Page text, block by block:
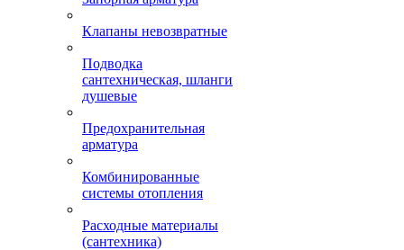
Клапаны невозвратные
Подводка
сантехническая, шланги
душевые
Предохранительная
арматура
Комбинированные
системы отопления
Расходные материалы
(сантехника)